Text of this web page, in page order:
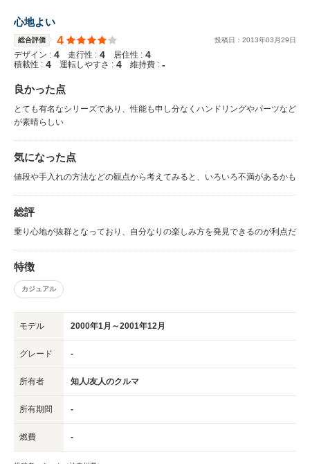
心地よい
総合評価 4 投稿日： 2013年03 月29日
デザイン : 4 走行性 : 4 居住性 : 4
積載性 : 4 運転しやすさ : 4 維持費 : -
良かった点
とても有名なシリーズであり、性能も申し分なくハンドリングやパーツなど
が素晴らしい
気になった点
値段や手入れの方法などの観点から考えてみると、いろいろ不満があるかも
総評
乗り心地が抜群となっており、自分なりの楽しみ方を発見できるのが利点だ
特徴
カジュアル
モデル 2000年1月～2001年12月
グレード -
所有者 知人/友人のクルマ
所有期間 -
燃費 -